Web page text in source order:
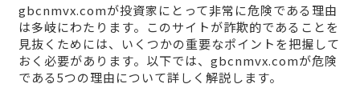
gbcnmvx.comが投資家にとって非常に危険である理由
は多岐にわたります。このサイトが詐欺的であることを
見抜くためには、いくつかの重要なポイントを把握して
おく必要があります。以下では、gbcnmvx.comが危険
である5つの理由について詳しく解説します。